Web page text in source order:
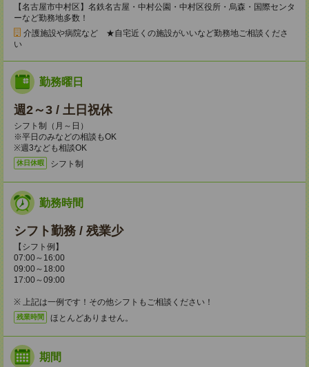
【名古屋市中村区】名鉄名古屋・中村公園・中村区役所・烏森・国際センタ
ーなど勤務地多数！
介護施設や病院など ★自宅近くの施設がいいなど勤務地ご相談くださ
い
勤務曜日
週2～3 / 土日祝休
シフト制（月～日）
※平日のみなどの相談もOK
※週3なども相談OK
休日休暇 シフト制
勤務時間
シフト勤務 / 残業少
【シフト例】
07:00～16:00
09:00～18:00
17:00～09:00
※ 上記は一例です！その他シフトもご相談ください！
残業時間 ほとんどありません。
期間